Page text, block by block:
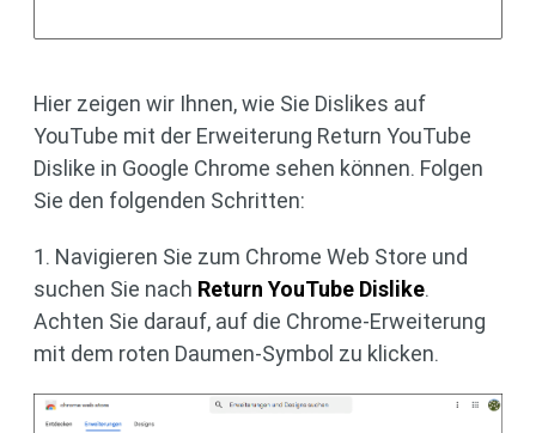
Hier zeigen wir Ihnen, wie Sie Dislikes auf
YouTube mit der Erweiterung Return YouTube
Dislike in Google Chrome sehen können. Folgen
Sie den folgenden Schritten:
1. Navigieren Sie zum Chrome Web Store und
suchen Sie nach Return YouTube Dislike.
Achten Sie darauf, auf die Chrome-Erweiterung
mit dem roten Daumen-Symbol zu klicken.